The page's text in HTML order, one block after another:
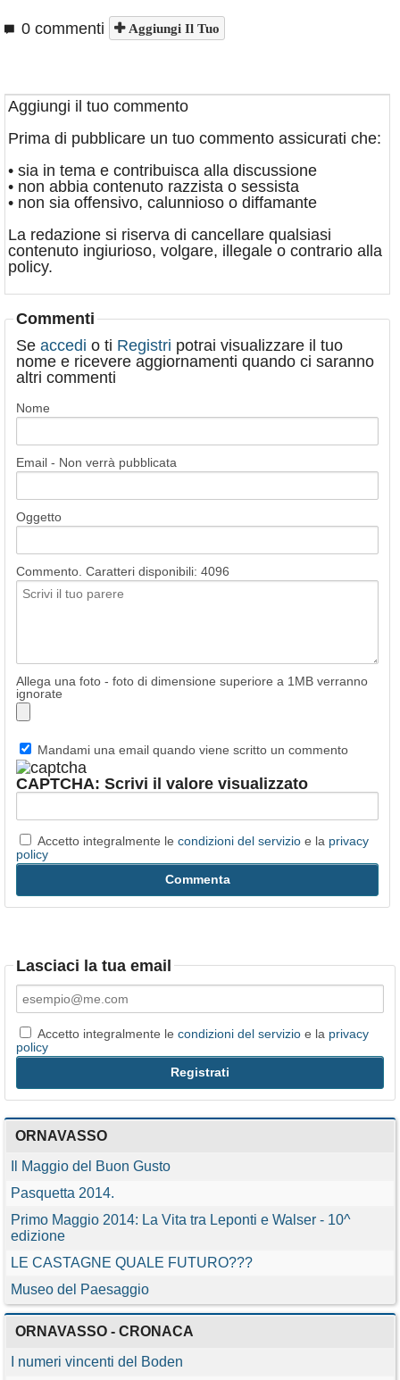
0 commenti Aggiungi Il Tuo
Aggiungi il tuo commento
Prima di pubblicare un tuo commento assicurati che:
• sia in tema e contribuisca alla discussione
• non abbia contenuto razzista o sessista
• non sia offensivo, calunnioso o diffamante
La redazione si riserva di cancellare qualsiasi
contenuto ingiurioso, volgare, illegale o contrario alla
policy.
Commenti
Se accedi o ti Registri potrai visualizzare il tuo
nome e ricevere aggiornamenti quando ci saranno
altri commenti
Nome
Email - Non verrà pubblicata
Oggetto
Commento. Caratteri disponibili: 4096
Allega una foto - foto di dimensione superiore a 1MB verranno
ignorate
Mandami una email quando viene scritto un commento
CAPTCHA: Scrivi il valore visualizzato
Accetto integralmente le condizioni del servizio e la privacy
policy
Lasciaci la tua email
Accetto integralmente le condizioni del servizio e la privacy
policy
ORNAVASSO
Il Maggio del Buon Gusto
Pasquetta 2014.
Primo Maggio 2014: La Vita tra Leponti e Walser - 10^
edizione
LE CASTAGNE QUALE FUTURO???
Museo del Paesaggio
ORNAVASSO - CRONACA
I numeri vincenti del Boden